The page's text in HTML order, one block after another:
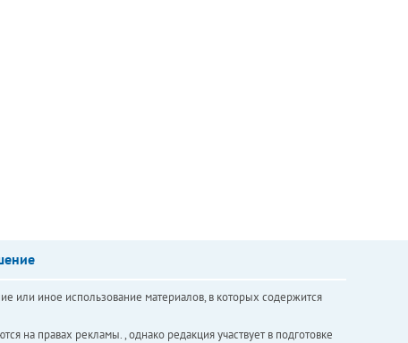
или иное использование материалов, в которых содержится
на правах рекламы. , однако редакция участвует в подготовке